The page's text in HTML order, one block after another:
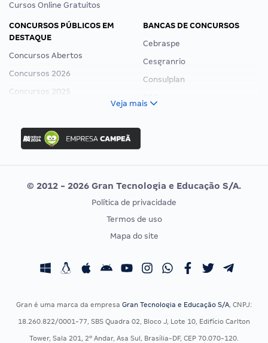
Cursos Online Gratuitos
CONCURSOS PÚBLICOS EM
DESTAQUE
Concursos Abertos
Concursos 2026
Concursos 2025
Concurso Ibama
Concurso MPU
Editais publicados
BANCAS DE CONCURSOS
Cebraspe
Cesgranrio
Consulplan
Vunesp
CONCURSOS POR PROFISSÃO
Concursos Fiscais
Concursos Saúde
EXAME DE ORDEM
Calendário OAB
Veja mais
© 2012 - 2026 Gran Tecnologia e Educação S/A.
Política de privacidade
Termos de uso
Mapa do site
Gran é uma marca da empresa Gran Tecnologia e Educação S/A, CNPJ:
18.260.822/0001-77, SBS Quadra 02, Bloco J, Lote 10, Edifício Carlton
Tower, Sala 201, 2º Andar, Asa Sul, Brasília-DF, CEP 70.070-120.